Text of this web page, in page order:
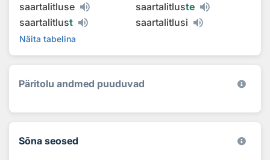
saartalitluse
saartalitluste
saartalitlust saartalitlusi
Näita tabelina
Päritolu andmed puuduvad
Sõna seosed